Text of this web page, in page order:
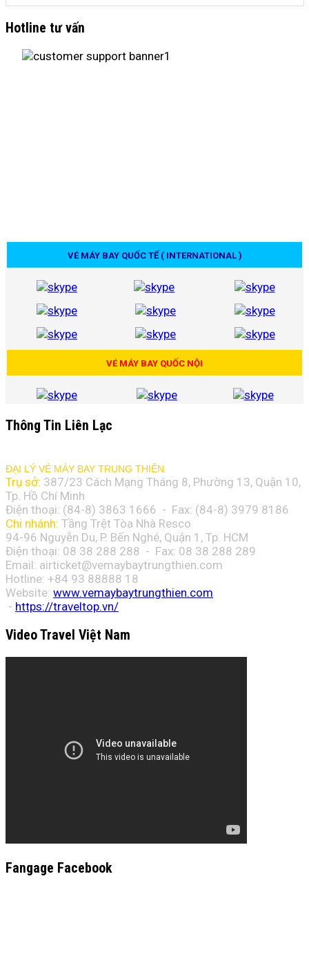
Hotline tư vấn
VÉ MÁY BAY QUỐC TẾ ( INTERNATIONAL )
VÉ MÁY BAY QUỐC NỘI
Thông Tin Liên Lạc
ĐẠI LÝ VÉ MÁY BAY TRUNG THIÊN
Trụ sở: 387/23 Cách Mạng Tháng 8, Phường 13, Quận 10,
Tp. Hồ Chí Minh
Điện thoại: (84-8) 3863 1666 - Fax: (84-8) 3979 8186
Chi nhánh: Tầng Trệt Tòa Nhà Resco
94-96 Nguyễn Du, P. Bến Nghé, Quận 1, Tp. HCM
Điện thoại: 08 38 288 288 - Fax: 08 38 288 289
Email: airticket@vemaybaytrungthien.com
Hotline: +84 93 88888 18
Website: www.vemaybaytrungthien.com
- https://traveltop.vn/
Video Travel Việt Nam
Fangage Facebook